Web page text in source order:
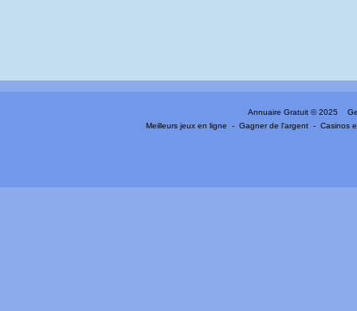
Annuaire Gratuit © 2025
Meilleurs jeux en ligne
-Gagner de l'argent -Casinos